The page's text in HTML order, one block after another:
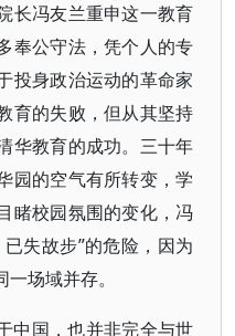
长冯友兰重申这一教育
奉公守法，凭个人的专
投身政治运动的革命家
育的失败，但从其坚持
华教育的成功。三十年
园的空气有所转变，学
睹校园氛围的变化，冯
失故步”的危险，因为
场域并存。
中国，也并非完全与世